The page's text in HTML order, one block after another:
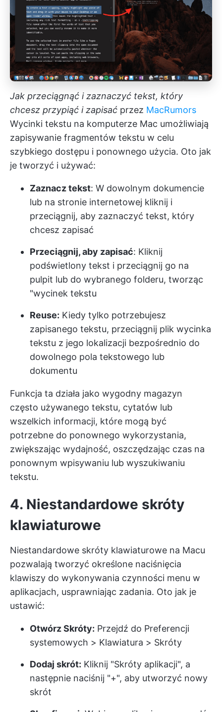
Jak przeciągnąć i zaznaczyć tekst, który
chcesz przypiąć i zapisać przez MacRumors
Wycinki tekstu na komputerze Mac umożliwiają
zapisywanie fragmentów tekstu w celu
szybkiego dostępu i ponownego użycia. Oto jak
je tworzyć i używać:
Zaznacz tekst: W dowolnym dokumencie
lub na stronie internetowej kliknij i
przeciągnij, aby zaznaczyć tekst, który
chcesz zapisać
Przeciągnij, aby zapisać: Kliknij
podświetlony tekst i przeciągnij go na
pulpit lub do wybranego folderu, tworząc
"wycinek tekstu
Reuse: Kiedy tylko potrzebujesz
zapisanego tekstu, przeciągnij plik wycinka
tekstu z jego lokalizacji bezpośrednio do
dowolnego pola tekstowego lub
dokumentu
Funkcja ta działa jako wygodny magazyn
często używanego tekstu, cytatów lub
wszelkich informacji, które mogą być
potrzebne do ponownego wykorzystania,
zwiększając wydajność, oszczędzając czas na
ponownym wpisywaniu lub wyszukiwaniu
tekstu.
4. Niestandardowe skróty
klawiaturowe
Niestandardowe skróty klawiaturowe na Macu
pozwalają tworzyć określone naciśnięcia
klawiszy do wykonywania czynności menu w
aplikacjach, usprawniając zadania. Oto jak je
ustawić:
Otwórz Skróty: Przejdź do Preferencji
systemowych > Klawiatura > Skróty
Dodaj skrót: Kliknij "Skróty aplikacji", a
następnie naciśnij "+", aby utworzyć nowy
skrót